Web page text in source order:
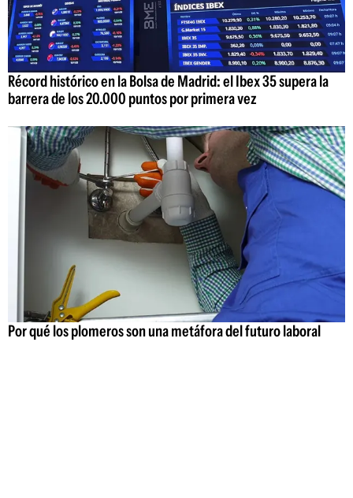
Récord histórico en la Bolsa de Madrid: el Ibex 35 supera la
barrera de los 20.000 puntos por primera vez
Por qué los plomeros son una metáfora del futuro laboral